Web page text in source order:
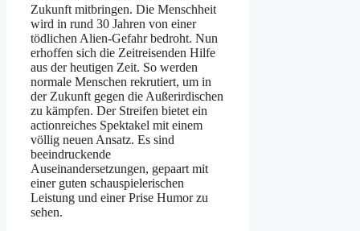
Zukunft mitbringen. Die Menschheit
wird in rund 30 Jahren von einer
tödlichen Alien-Gefahr bedroht. Nun
erhoffen sich die Zeitreisenden Hilfe
aus der heutigen Zeit. So werden
normale Menschen rekrutiert, um in
der Zukunft gegen die Außerirdischen
zu kämpfen. Der Streifen bietet ein
actionreiches Spektakel mit einem
völlig neuen Ansatz. Es sind
beeindruckende
Auseinandersetzungen, gepaart mit
einer guten schauspielerischen
Leistung und einer Prise Humor zu
sehen.